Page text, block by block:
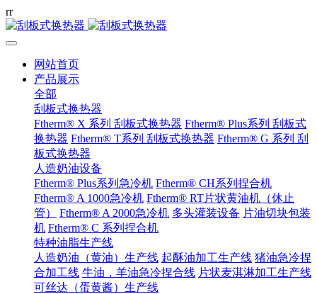
rr
网站首页
产品展示
全部
刮板式换热器
Ftherm® X 系列 刮板式换热器 Ftherm® Plus系列 刮板式
换热器 Ftherm® T系列 刮板式换热器 Ftherm® G 系列 刮
板式换热器
人造奶油设备
Ftherm® Plus系列急冷机 Ftherm® CH系列捏合机
Ftherm® A 1000急冷机 Ftherm® RT片状黄油机（休止
管）
Ftherm® A 2000急冷机 多头灌装设备 片油切块包装
机 Ftherm® C 系列捏合机
特种油脂生产线
人造奶油（黄油）生产线 起酥油加工生产线 猪油急冷捏
合加工线 牛油，羊油急冷捏合线 片状麦淇淋加工生产线
可丝达（蛋黄酱）生产线